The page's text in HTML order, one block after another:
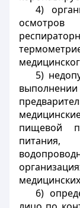
4)
5)
выполнении
пищевой
6)